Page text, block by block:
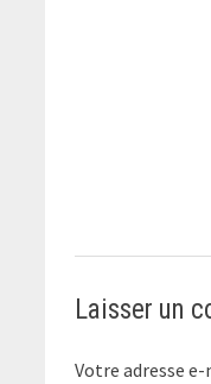
Laisser un
Votre adresse